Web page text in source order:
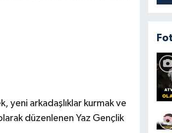
yeni arkadaşlıklar kurmak ve
düzenlenen Yaz Gençlik